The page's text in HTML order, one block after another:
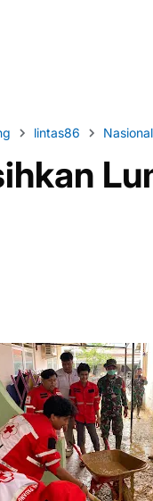
lintas86 Nasional